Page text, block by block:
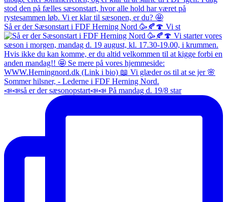
Så er der Sæsonstart i FDF Herning Nord 🥳🍂🍄 Vi st
📣📣så er der sæsonopstart📣📣 På mandag d. 19/8 star